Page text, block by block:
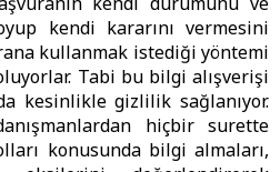
kendi kararını vermesini
kullanmak istediği yöntemi
Tabi bu bilgi alışverişi
kesinlikle gizlilik sağlanıyor.
hiçbir surette
konusunda bilgi almaları,